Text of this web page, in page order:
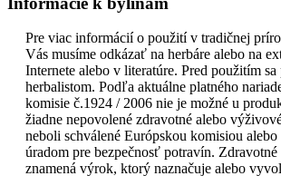
Pre viac informácií o použití v tradičnej
Vás musíme odkázať na herbáre alebo na
Internete alebo v literatúre. Pred použitím sa
herbalistom. Podľa aktuálne platného
komisie č.1924 / 2006 nie je možné u
žiadne nepovolené zdravotné alebo
neboli schválené Európskou komisiou
úradom pre bezpečnosť potravín. Zdravotné
znamená výrok, ktorý naznačuje alebo